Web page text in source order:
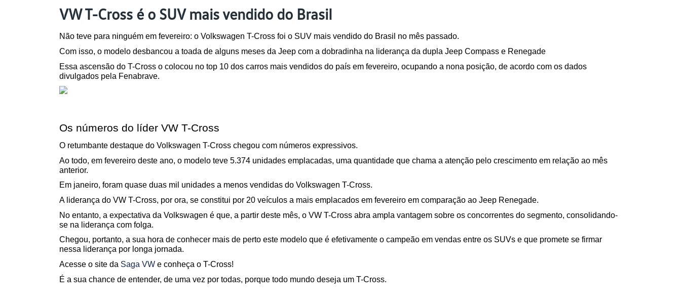
VW T-Cross é o SUV mais vendido do Brasil
Não teve para ninguém em fevereiro: o Volkswagen T-Cross foi o SUV mais vendido do Brasil no mês passado.
Com isso, o modelo desbancou a toada de alguns meses da Jeep com a dobradinha na liderança da dupla Jeep Compass e Renegade
Essa ascensão do T-Cross o colocou no top 10 dos carros mais vendidos do país em fevereiro, ocupando a nona posição, de acordo com os dados
divulgados pela Fenabrave.
Os números do líder VW T-Cross
O retumbante destaque do Volkswagen T-Cross chegou com números expressivos.
Ao todo, em fevereiro deste ano, o modelo teve 5.374 unidades emplacadas, uma quantidade que chama a atenção pelo crescimento em relação ao mês
anterior.
Em janeiro, foram quase duas mil unidades a menos vendidas do Volkswagen T-Cross.
A liderança do VW T-Cross, por ora, se constitui por 20 veículos a mais emplacados em fevereiro em comparação ao Jeep Renegade.
No entanto, a expectativa da Volkswagen é que, a partir deste mês, o VW T-Cross abra ampla vantagem sobre os concorrentes do segmento, consolidando-
se na liderança com folga.
Chegou, portanto, a sua hora de conhecer mais de perto este modelo que é efetivamente o campeão em vendas entre os SUVs e que promete se firmar
nessa liderança por longa jornada.
Acesse o site da Saga VW e conheça o T-Cross!
É a sua chance de entender, de uma vez por todas, porque todo mundo deseja um T-Cross.